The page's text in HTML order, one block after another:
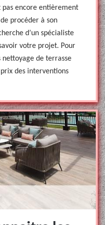
pas encore entièrement
procéder à son
d’un spécialiste
votre projet. Pour
nettoyage de terrasse
des interventions